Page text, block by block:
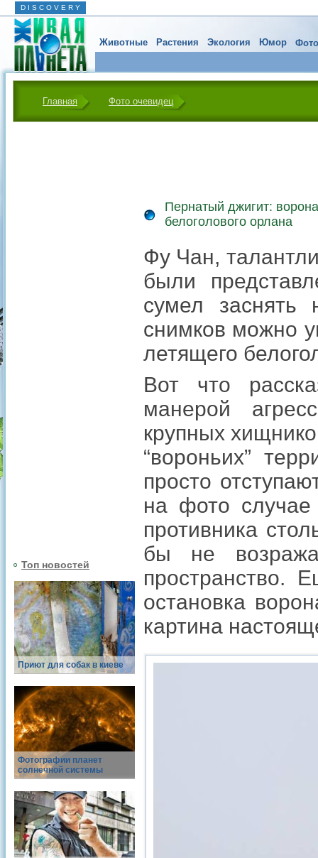
D I S C O V E R Y
Животные Растения Экология Юмор
Главная Фото очевидец
Топ новостей
Приют для собак в киеве
Фотографии планет
солнечной системы
Пернатый джигит:
белоголового орлана
Фу Чан,
были
сумел заснять
снимков можно
летящего
Вот что
манерой
крупных
“вороньих”
просто
на фото случае
противника
бы не
пространство.
остановка
картина